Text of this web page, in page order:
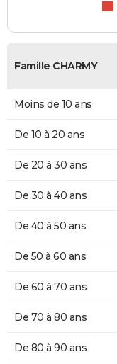
Famille CHARMY
Moins de 10 ans
De 10 à 20 ans
De 20 à 30 ans
De 30 à 40 ans
De 40 à 50 ans
De 50 à 60 ans
De 60 à 70 ans
De 70 à 80 ans
De 80 à 90 ans